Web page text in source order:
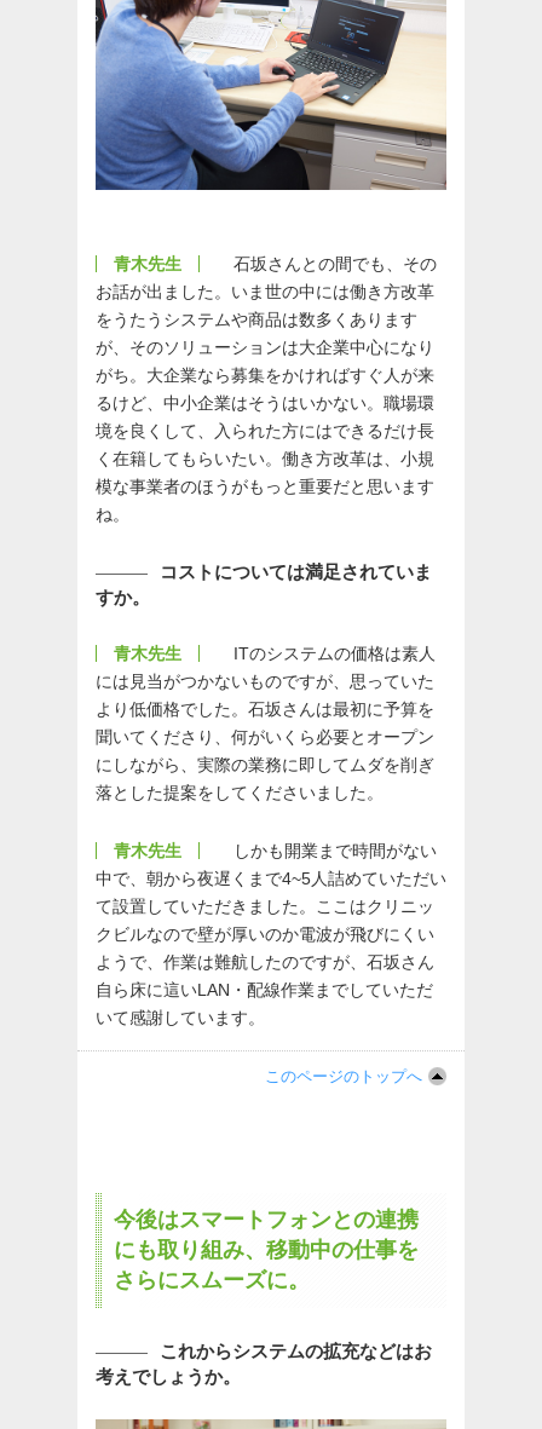
青木先生
石坂さんとの間でも、その
お話が出ました。いま世の中には働き方改革
をうたうシステムや商品は数多くあります
が、そのソリューションは大企業中心になり
がち。大企業なら募集をかければすぐ人が来
るけど、中小企業はそうはいかない。職場環
境を良くして、入られた方にはできるだけ長
く在籍してもらいたい。働き方改革は、小規
模な事業者のほうがもっと重要だと思います
ね。
コストについては満足されていま
すか。
青木先生
ITのシステムの価格は素人
には見当がつかないものですが、思っていた
より低価格でした。石坂さんは最初に予算を
聞いてくださり、何がいくら必要とオープン
にしながら、実際の業務に即してムダを削ぎ
落とした提案をしてくださいました。
青木先生
しかも開業まで時間がない
中で、朝から夜遅くまで4~5人詰めていただい
て設置していただきました。ここはクリニッ
クビルなので壁が厚いのか電波が飛びにくい
ようで、作業は難航したのですが、石坂さん
自ら床に這いLAN・配線作業までしていただ
いて感謝しています。
このページのトップへ
今後はスマートフォンとの連携
にも取り組み、移動中の仕事を
さらにスムーズに。
これからシステムの拡充などはお
考えでしょうか。